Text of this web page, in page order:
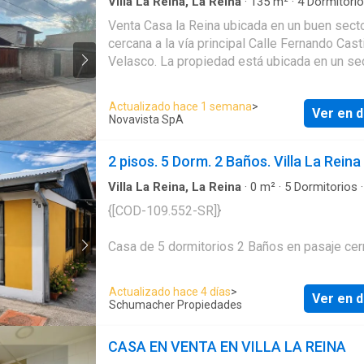
metro Fernando Castillo Velasco y Mall Plaza
Calles de referencia Tallinay Toconao Iván
Montiel Huapi. NO DEJES DE VISITAR
corretaje 2%
Venta Casa la Reina ubicada en un buen sector,
cercana a la vía principal Calle Fernando
Velasco. La propiedad está ubicada en un
Supermercados, teniendo excelente
locomoción muy cercana. La casa consta de
comedor separados, amplios recintos.
puede hacer un acceso para un vehiculo.
Conversable Vende Novavista SPA Coordina
visita al 9 6628----
Actualizado hace 1 semana>
Novavista SpA
Ver en
2 pisos. 5 Dorm. 2 Baños. Villa La Reina
Villa La Reina, La Reina · 0 m² · 5 Dormitorios ·
Baños
Balcón
Terraza
{[COD-109.552-SR]}
Casa de 5 dormitorios 2 Baños en pasaje
CASA PRINCIPAL
- Living y comedor juntos
Actualizado hace 4 días>
Schumacher Propiedades
Ver en
CASA EN VENTA EN VILLA LA REINA